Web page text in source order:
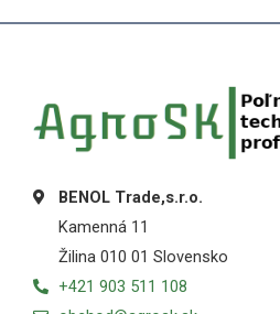
BENOL Trade,s.r.o.
Kamenná 11
Žilina 010 01 Slovensko
+421 903 511 108